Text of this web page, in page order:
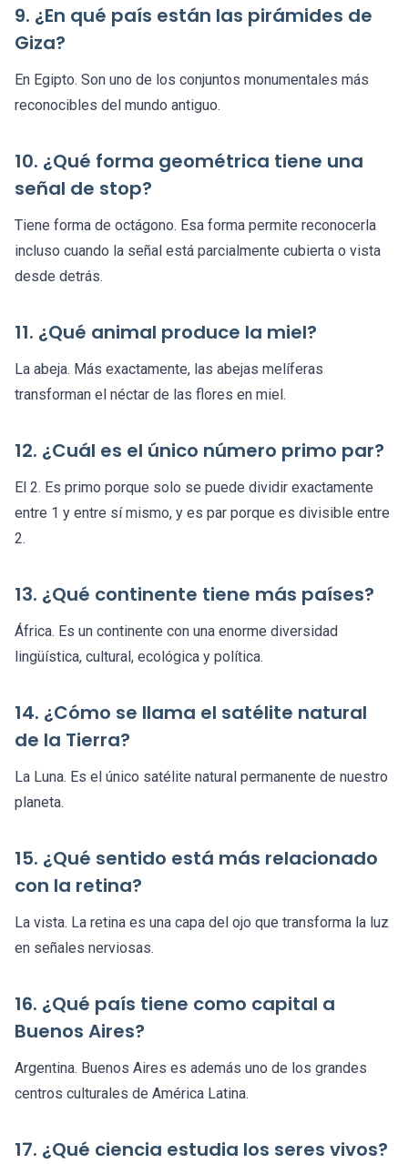
9. ¿En qué país están las pirámides de
Giza?
En Egipto. Son uno de los conjuntos monumentales más
reconocibles del mundo antiguo.
10. ¿Qué forma geométrica tiene una
señal de stop?
Tiene forma de octágono. Esa forma permite reconocerla
incluso cuando la señal está parcialmente cubierta o vista
desde detrás.
11. ¿Qué animal produce la miel?
La abeja. Más exactamente, las abejas melíferas
transforman el néctar de las flores en miel.
12. ¿Cuál es el único número primo par?
El 2. Es primo porque solo se puede dividir exactamente
entre 1 y entre sí mismo, y es par porque es divisible entre
2.
13. ¿Qué continente tiene más países?
África. Es un continente con una enorme diversidad
lingüística, cultural, ecológica y política.
14. ¿Cómo se llama el satélite natural
de la Tierra?
La Luna. Es el único satélite natural permanente de nuestro
planeta.
15. ¿Qué sentido está más relacionado
con la retina?
La vista. La retina es una capa del ojo que transforma la luz
en señales nerviosas.
16. ¿Qué país tiene como capital a
Buenos Aires?
Argentina. Buenos Aires es además uno de los grandes
centros culturales de América Latina.
17. ¿Qué ciencia estudia los seres vivos?